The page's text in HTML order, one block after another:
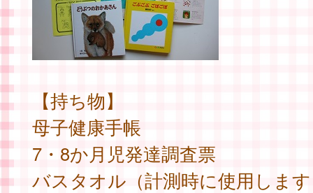
【持ち物】
母子健康手帳
7・8か月児発達調査票
バスタオル（計測時に使用しま